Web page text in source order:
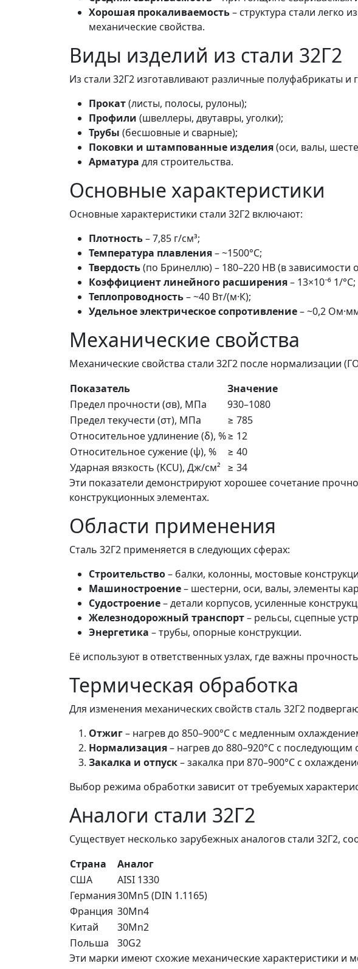
Хорошая прокаливаемость– структура стали легко
механические свойства.
Виды изделий из стали 32Г2
Из стали 32Г2 изготавливают различные полуфабрикаты и
Прокат(листы, полосы, рулоны);
Профили (швеллеры, двутавры, уголки);
Трубы (бесшовные и сварные);
Поковки и штампованные изделия(оси, валы,
Арматура для строительства.
Основные характеристики
Основные характеристики стали 32Г2 включают:
Плотность– 7,85 г/см³;
Температура плавления– ~1500°C;
Твердость(по Бринеллю) – 180–220 HB (в зависимости
Коэффициент линейного расширения– 13×10⁻⁶ 1/°C;
Теплопроводность– ~40 Вт/(м·К);
Удельное электрическое сопротивление– ~0,2
Механические свойства
Механические свойства стали 32Г2 после нормализации
Показатель
Значение
Предел прочности (σв), МПа
930–1080
Предел текучести (σт), МПа
≥ 785
Относительное удлинение (δ), %≥ 12
Относительное сужение (ψ), %
≥ 40
Ударная вязкость (KCU), Дж/см² ≥ 34
Эти показатели демонстрируют хорошее сочетание
конструкционных элементах.
Области применения
Сталь 32Г2 применяется в следующих сферах:
Строительство– балки, колонны, мостовые
Машиностроение– шестерни, оси, валы, элементы
Судостроение– детали корпусов, усиленные
Железнодорожный транспорт– рельсы, сцепные
Энергетика – трубы, опорные конструкции.
Её используют в ответственных узлах, где важны
Термическая обработка
Для изменения механических свойств сталь 32Г2
Отжиг– нагрев до 850–900°C с медленным
Нормализация– нагрев до 880–920°C с
Закалка и отпуск– закалка при 870–900°C с
Выбор режима обработки зависит от требуемых
Аналоги стали 32Г2
Существует несколько зарубежных аналогов стали 32Г2,
Страна
Аналог
США
AISI 1330
Германия30Mn5 (DIN 1.1165)
Франция 30Mn4
Китай
30Mn2
Польша
30G2
Эти марки имеют схожие механические характеристики и